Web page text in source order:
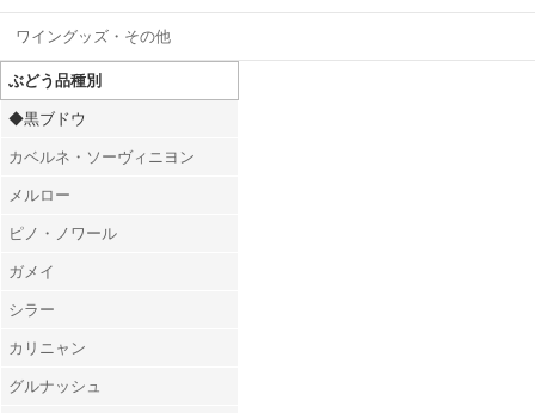
ワイングッズ・その他
ぶどう品種別
◆黒ブドウ
カベルネ・ソーヴィニヨン
メルロー
ピノ・ノワール
ガメイ
シラー
カリニャン
グルナッシュ